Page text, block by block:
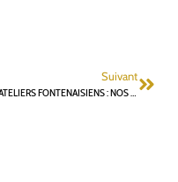
Suivant
LES ATELIERS FONTENAISIENS : NOS VALEURS, NOS PRIORITÉS ET NOTRE VISION POUR FONTENAY-AUX-ROSES